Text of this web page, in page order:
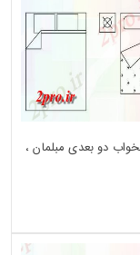
دو بعدی مبلمان ،